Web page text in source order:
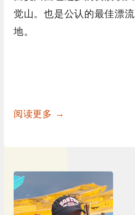
觉山。也是公认的最佳漂流
地。
阅读更多 →